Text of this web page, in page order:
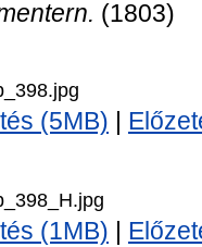
(1803)
(5MB)
(1MB)